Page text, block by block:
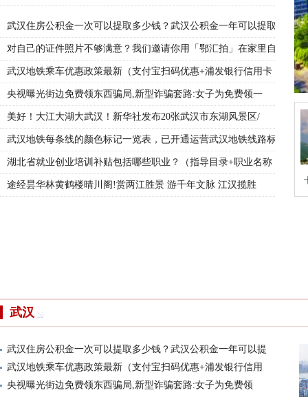
武汉住房公积金一次可以提取多少钱？武汉公积金一年可以提取
对自己的证件照片不够满意？我们邀请你用「鄂汇拍」在家里自
武汉地铁乘车优惠政策最新（支付宝扫码优惠+浦发银行信用卡
央视曝光街边免费领东西骗局,新型诈骗套路:女子为免费领一
美好！大江大湖大武汉！新华社发布20张武汉市东湖风景区/
武汉地铁每条线的颜色标记一览表，已开通运营武汉地铁线路标
湖北省就业创业培训补贴包括哪些职业？（指导目录+职业名称
途经昙华林黄鹤楼晴川阁!赏两江胜景 游千年文脉 江汉揽胜
多少钱？武汉公积金一年可以提取几次？（首套房
支付宝扫码优惠+浦发银行信用卡支付过闸优惠）
,新型诈骗套路:女子为免费领一袋卷纸在街头扫
社发布20张武汉市东湖风景区/东湖绿道大片照
览表，已开通运营武汉地铁线路标志色大全/地铁
哪些职业？（指导目录+职业名称+补贴类别）
江胜景 游千年文脉 江汉揽胜武汉旅游观光巴
季竞相开放 市民游客穿梭月季花海打卡乐享春光
一假期来武汉打卡都市圈花展
书来了，遛娃趣乡村四大玩法不重样
动武汉市建设全国一流移动通信网络,打造5G
汉文史讲坛聚焦“汉派文化”
化节·戏剧嘉年华巡游开演(图)
市微改造：细微处见证城市更新
湖南中三角这盘“大棋”下得怎么样？
盛放，最佳观赏期到了！一起来武汉东湖磨山樱花
诞生两家千亿市值领军企业"长飞
滩涂露出江面,长江的秘密藏不住了!
阳 武汉人,有自己的“快乐时光”!
武汉
武汉住房公积金一次可以提取多少钱？武汉公积金一年可以提
武汉地铁乘车优惠政策最新（支付宝扫码优惠+浦发银行信用
央视曝光街边免费领东西骗局,新型诈骗套路:女子为免费领